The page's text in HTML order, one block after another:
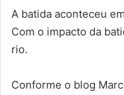
A batida aconteceu
Com o impacto da
rio.
Conforme o blog